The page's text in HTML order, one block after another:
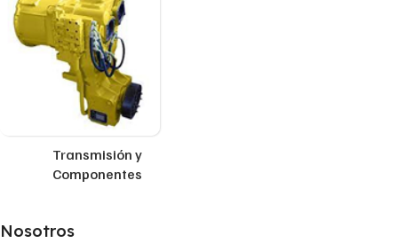
Transmisión y
Componentes
Nosotros